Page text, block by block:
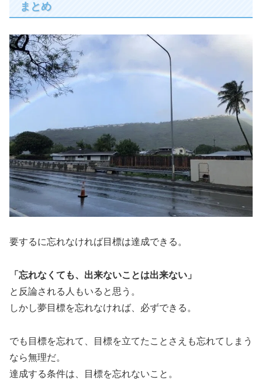
まとめ
要するに忘れなければ目標は達成できる。
「忘れなくても、出来ないことは出来ない」
と反論される人もいると思う。
しかし夢目標を忘れなければ、必ずできる。
でも目標を忘れて、目標を立てたことさえも忘れてしまう
なら無理だ。
達成する条件は、目標を忘れないこと。